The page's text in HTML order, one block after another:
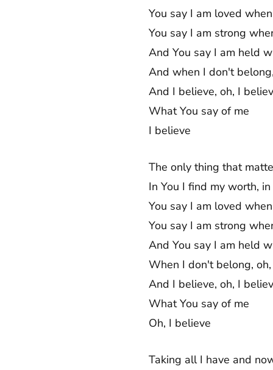
You say I am loved
You say I am strong
And You say I am held
And when I don't
And I believe, oh, I
What You say of me
I believe
The only thing that
In You I find my worth,
You say I am loved
You say I am strong
And You say I am held
When I don't belong, oh,
And I believe, oh, I
What You say of me
Oh, I believe
Taking all I have and